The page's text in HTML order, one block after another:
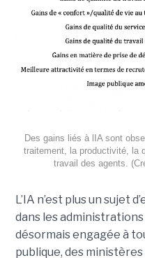
Des gains liés à lIA sont
traitement, la productivité, la
travail des agents.
L’IA n’est plus un sujet
dans les
désormais engagée à
publique, des